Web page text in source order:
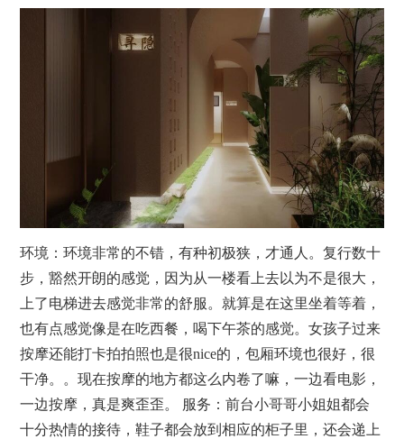
环境：环境非常的不错，有种初极狭，才通人。复行数十
步，豁然开朗的感觉，因为从一楼看上去以为不是很大，
上了电梯进去感觉非常的舒服。就算是在这里坐着等着，
也有点感觉像是在吃西餐，喝下午茶的感觉。女孩子过来
按摩还能打卡拍拍照也是很nice的，包厢环境也很好，很
干净。。现在按摩的地方都这么内卷了嘛，一边看电影，
一边按摩，真是爽歪歪。 服务：前台小哥哥小姐姐都会
十分热情的接待，鞋子都会放到相应的柜子里，还会递上